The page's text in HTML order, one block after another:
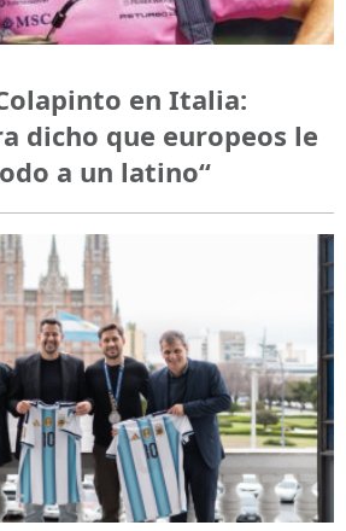
en Italia:
dicho que europeos le
a un latino“